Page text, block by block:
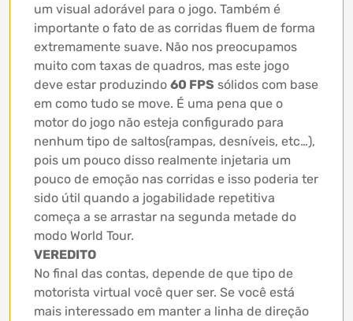
um visual adorável para o jogo. Também é
importante o fato de as corridas fluem de forma
extremamente suave. Não nos preocupamos
muito com taxas de quadros, mas este jogo
deve estar produzindo 60 FPS sólidos com base
em como tudo se move. É uma pena que o
motor do jogo não esteja configurado para
nenhum tipo de saltos(rampas, desníveis, etc…),
pois um pouco disso realmente injetaria um
pouco de emoção nas corridas e isso poderia ter
sido útil quando a jogabilidade repetitiva
começa a se arrastar na segunda metade do
modo World Tour.
VEREDITO
No final das contas, depende de que tipo de
motorista virtual você quer ser. Se você está
mais interessado em manter a linha de direção